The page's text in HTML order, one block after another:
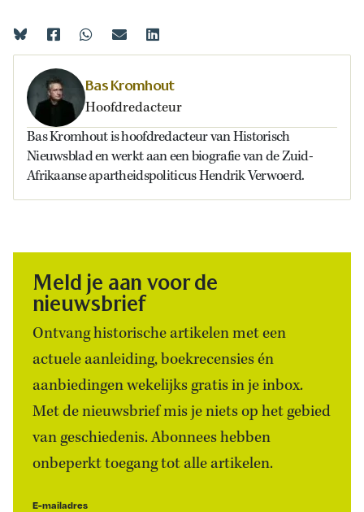
Bas Kromhout
Hoofdredacteur
Bas Kromhout is hoofdredacteur van Historisch
Nieuwsblad en werkt aan een biografie van de Zuid-
Afrikaanse apartheidspoliticus Hendrik Verwoerd.
Meld je aan voor de
nieuwsbrief
Ontvang historische artikelen met een
actuele aanleiding, boekrecensies én
aanbiedingen wekelijks gratis in je inbox.
Met de nieuwsbrief mis je niets op het gebied
van geschiedenis. Abonnees hebben
onbeperkt toegang tot alle artikelen.
E-mailadres